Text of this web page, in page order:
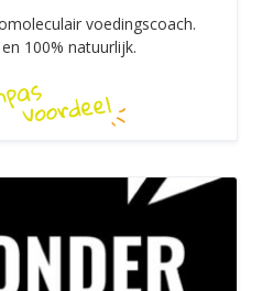
voedingscoach.
100% natuurlijk.